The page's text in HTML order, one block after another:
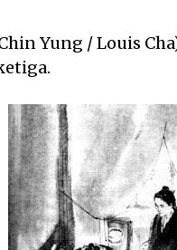
Yung / Louis